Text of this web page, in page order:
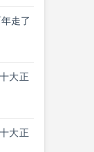
走了
大正
大正